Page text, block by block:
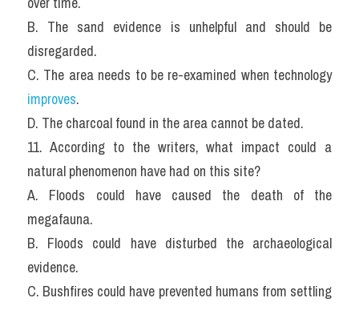
B. The sand evidence is unhelpful and should be
disregarded.
C. The area needs to be re-examined when technology
improves.
D. The charcoal found in the area cannot be dated.
11. According to the writers, what impact could a
natural phenomenon have had on this site?
A. Floods could have caused the death of the
megafauna.
B. Floods could have disturbed the archaeological
evidence.
C. Bushfires could have prevented humans from settling